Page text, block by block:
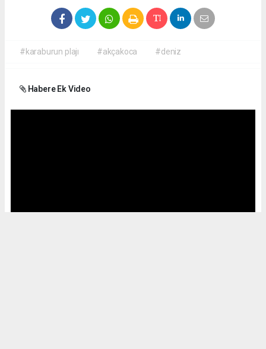
#karaburun plajı #akçakoca #deniz
Habere Ek Video